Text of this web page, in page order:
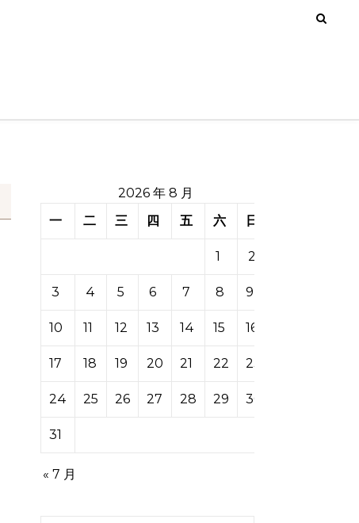
2026 年 8 月
一
二 三 四 五 六 日
1 2
3 4 5 6 7 8 9
10 11 12 13 14 15 16
17 18 19 20 21 22 23
24 25 26 27 28 29 30
31
« 7 月